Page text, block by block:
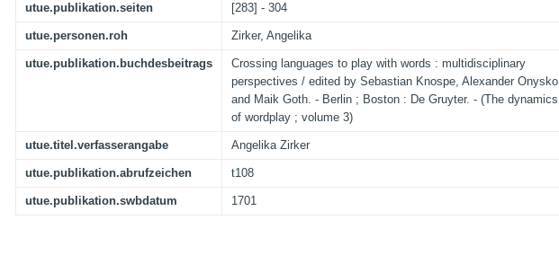
utue.publikation.seiten [283] - 304
utue.personen.roh Zirker, Angelika
utue.publikation.buchdesbeitrags
Crossing languages to play with words : multidisciplinary
perspectives / edited by Sebastian Knospe, Alexander Onysko
and Maik Goth. - Berlin ; Boston : De Gruyter. - (The dynamics
of wordplay ; volume 3)
utue.titel.verfasserangabe Angelika Zirker
utue.publikation.abrufzeichen t108
utue.publikation.swbdatum 1701